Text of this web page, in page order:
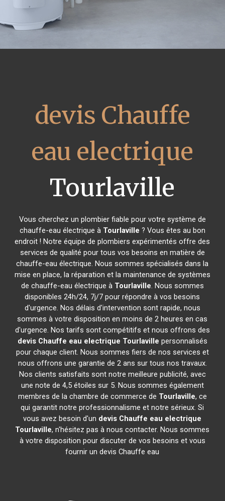
devis Chauffe
eau electrique
Tourlaville
Vous cherchez un plombier fiable pour votre système de
chauffe-eau électrique à Tourlaville ? Vous êtes au bon
endroit ! Notre équipe de plombiers expérimentés offre des
services de qualité pour tous vos besoins en matière de
chauffe-eau électrique. Nous sommes spécialisés dans la
mise en place, la réparation et la maintenance de systèmes
de chauffe-eau électrique à Tourlaville. Nous sommes
disponibles 24h/24, 7j/7 pour répondre à vos besoins
d'urgence. Nos délais d'intervention sont rapide, nous
sommes à votre disposition en moins de 2 heures en cas
d'urgence. Nos tarifs sont compétitifs et nous offrons des
devis Chauffe eau electrique Tourlaville personnalisés
pour chaque client. Nous sommes fiers de nos services et
nous offrons une garantie de 2 ans sur tous nos travaux.
Nos clients satisfaits sont notre meilleure publicité, avec
une note de 4,5 étoiles sur 5. Nous sommes également
membres de la chambre de commerce de Tourlaville, ce
qui garantit notre professionnalisme et notre sérieux. Si
vous avez besoin d'un devis Chauffe eau electrique
Tourlaville, n'hésitez pas à nous contacter. Nous sommes
à votre disposition pour discuter de vos besoins et vous
fournir un devis Chauffe eau